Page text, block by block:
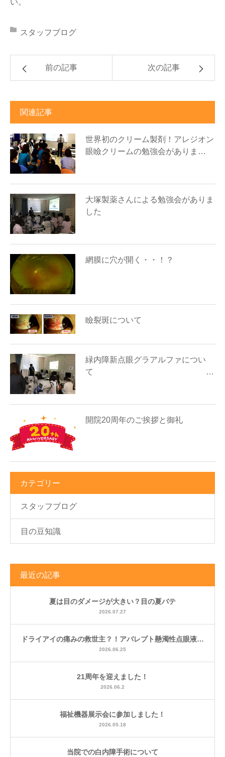
い。
スタッフブログ
前の記事 次の記事
関連記事
世界初のクリーム製剤！アレジオン
眼瞼クリームの勉強会がありま…
大塚製薬さんによる勉強会がありま
した
網膜に穴が開く・・！？
瞼裂斑について
緑内障新点眼グラアルファについ
て …
開院20周年のご挨拶と御礼
カテゴリー
スタッフブログ
目の豆知識
最近の記事
夏は目のダメージが大きい？目の夏バテ
2026.07.27
ドライアイの痛みの救世主？！アバレプト懸濁性点眼液…
2026.06.25
21周年を迎えました！
2026.06.2
福祉機器展示会に参加しました！
2026.05.18
当院での白内障手術について